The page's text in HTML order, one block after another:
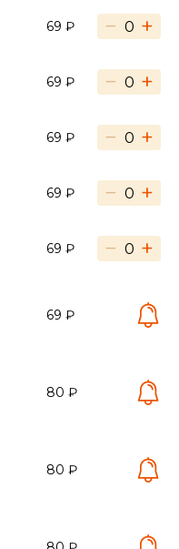
69 ₽ − +
69 ₽ − +
69 ₽ − +
69 ₽ − +
69 ₽ − +
69 ₽
80 ₽
80 ₽